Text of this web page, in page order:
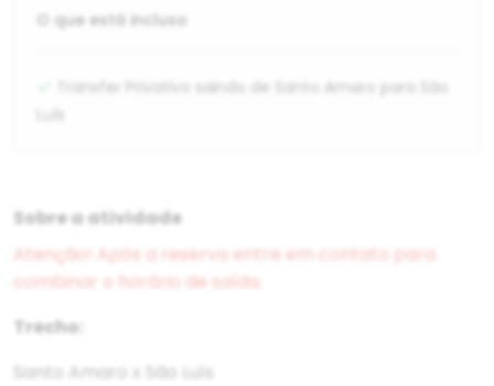
O que está incluso
Transfer Privativo saindo de Santo Amaro para São
Luís
Sobre a atividade
Atenção! Após a reserva entre em contato para
combinar o horário de saída.
Trecho:
Santo Amaro x São Luís